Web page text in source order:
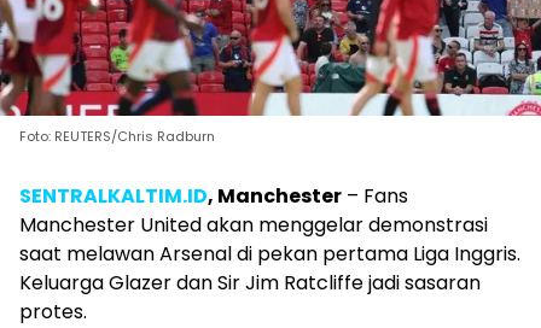
Foto: REUTERS/Chris Radburn
SENTRALKALTIM.ID, Manchester – Fans
Manchester United akan menggelar demonstrasi
saat melawan Arsenal di pekan pertama Liga Inggris.
Keluarga Glazer dan Sir Jim Ratcliffe jadi sasaran
protes.